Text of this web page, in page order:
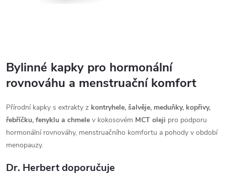
Bylinné kapky pro hormonální
rovnováhu a menstruační komfort
Přírodní kapky s extrakty z kontryhele, šalvěje, meduňky, kopřivy,
řebříčku, fenyklu a chmele v kokosovém MCT oleji pro podporu
hormonální rovnováhy, menstruačního komfortu a pohody v období
menopauzy.
Dr. Herbert doporučuje